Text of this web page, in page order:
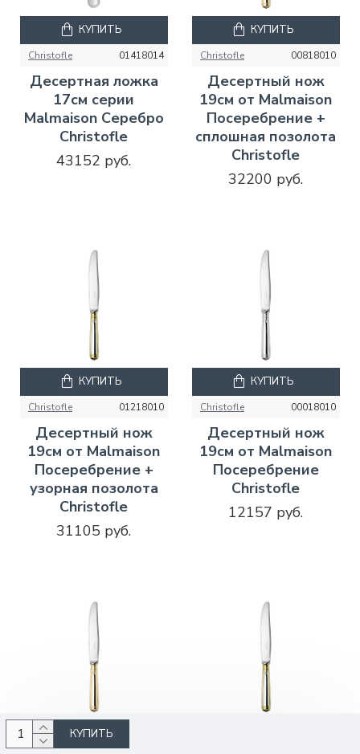
КУПИТЬ
Christofle 01418014
Десертная ложка
17см серии
Malmaison Серебро
Christofle
43152 руб.
КУПИТЬ
Christofle 00818010
Десертный нож
19см от Malmaison
Посеребрение +
сплошная позолота
Christofle
32200 руб.
КУПИТЬ
Christofle 01218010
Десертный нож
19см от Malmaison
Посеребрение +
узорная позолота
Christofle
31105 руб.
КУПИТЬ
Christofle 00018010
Десертный нож
19см от Malmaison
Посеребрение
Christofle
12157 руб.
КУПИТЬ
КУПИТЬ